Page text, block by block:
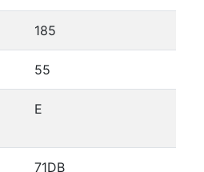
185
55
E
71DB